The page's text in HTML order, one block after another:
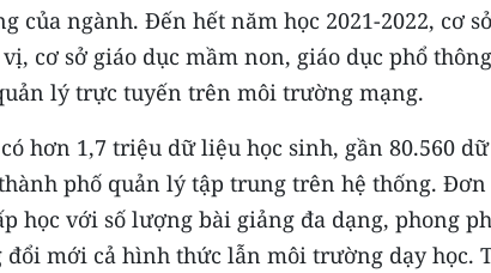
của ngành. Ðến hết năm học 2021-2022, cơ
cơ sở giáo dục mầm non, giáo dục phổ
lý trực tuyến trên môi trường mạng.
hơn 1,7 triệu dữ liệu học sinh, gần 80.560
phố quản lý tập trung trên hệ thống.
học với số lượng bài giảng đa dạng, phong
mới cả hình thức lẫn môi trường dạy học.